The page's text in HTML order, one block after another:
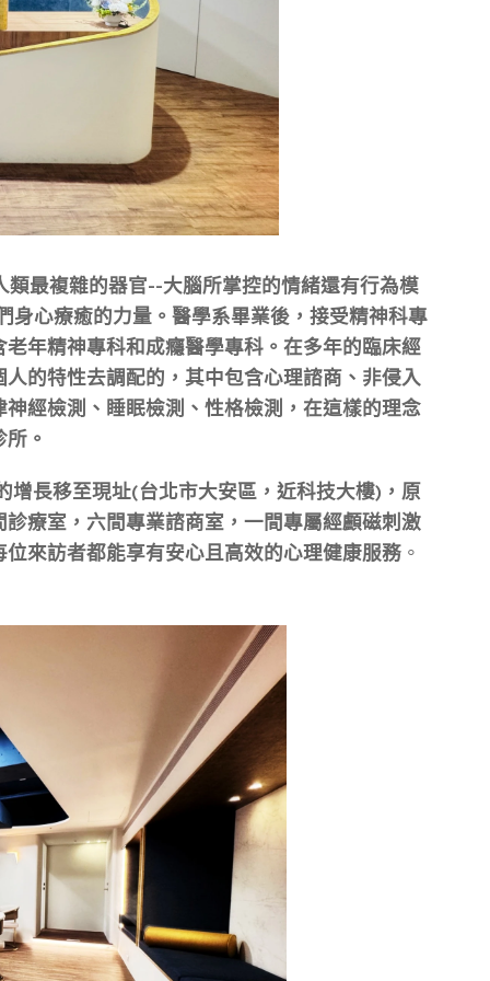
最複雜的器官--大腦所掌控的情緒還有行為模
身心療癒的力量。醫學系畢業後，接受精神科專
年精神專科和成癮醫學專科。在多年的臨床經
的特性去調配的，其中包含心理諮商、非侵入
經檢測、睡眠檢測、性格檢測，在這樣的理念
。
長移至現址(台北市大安區，近科技大樓)，原
療室，六間專業諮商室，一間專屬經顱磁刺激
來訪者都能享有安心且高效的心理健康服務 。